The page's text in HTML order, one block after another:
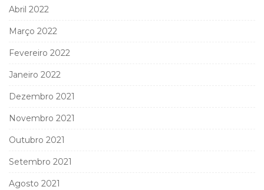
Abril 2022
Março 2022
Fevereiro 2022
Janeiro 2022
Dezembro 2021
Novembro 2021
Outubro 2021
Setembro 2021
Agosto 2021